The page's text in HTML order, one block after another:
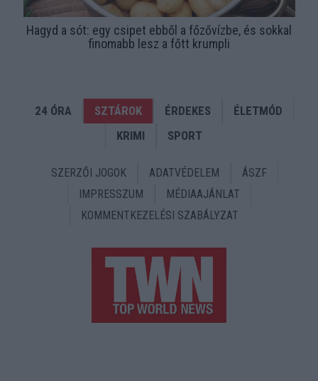
Hagyd a sót: egy csipet ebből a főzővízbe, és sokkal
finomabb lesz a főtt krumpli
24 ÓRA SZTÁROK ÉRDEKES
ÉLETMÓD
KRIMI
SPORT
SZERZŐI JOGOK ADATVÉDELEM
ÁSZF
IMPRESSZUM
MÉDIAAJÁNLAT
KOMMENTKEZELÉSI SZABÁLYZAT